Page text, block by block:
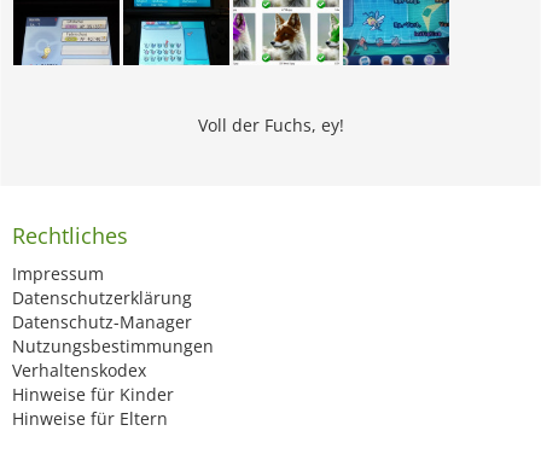
Voll der Fuchs, ey!
Rechtliches
Impressum
Datenschutzerklärung
Datenschutz-Manager
Nutzungsbestimmungen
Verhaltenskodex
Hinweise für Kinder
Hinweise für Eltern